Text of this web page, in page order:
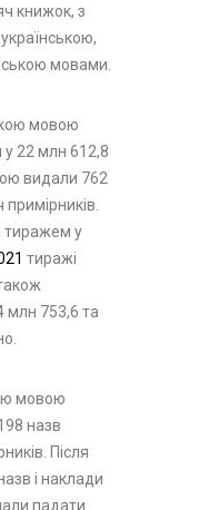
книжок, з
мовами.
мовою
22 млн 612,8
видали 762
тиражем у
тиражі
млн 753,6 та
мовою
назв
Після
і наклади
падати.